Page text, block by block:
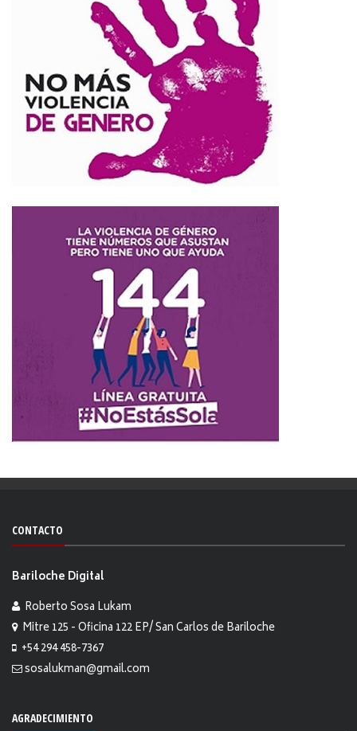
CONTACTO
Bariloche Digital
Roberto Sosa Lukam
Mitre 125 - Oficina 122 EP/ San Carlos de Bariloche
+54 294 458-7367
sosalukman@gmail.com
AGRADECIMIENTO